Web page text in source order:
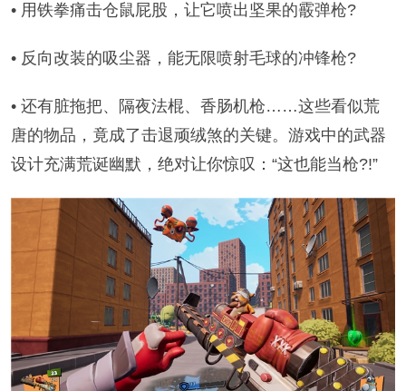
• 用铁拳痛击仓鼠屁股，让它喷出坚果的霰弹枪?
• 反向改装的吸尘器，能无限喷射毛球的冲锋枪?
• 还有脏拖把、隔夜法棍、香肠机枪……这些看似荒
唐的物品，竟成了击退顽绒煞的关键。游戏中的武器
设计充满荒诞幽默，绝对让你惊叹：“这也能当枪?!”